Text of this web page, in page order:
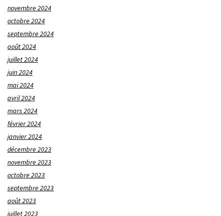
novembre 2024
octobre 2024
septembre 2024
août 2024
juillet 2024
juin 2024
mai 2024
avril 2024
mars 2024
février 2024
janvier 2024
décembre 2023
novembre 2023
octobre 2023
septembre 2023
août 2023
juillet 2023